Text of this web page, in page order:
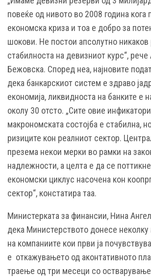
повеќе од нивото во 2008 година кога
економска криза и тоа е добро за
шокови. Не постои апсолутно никаков
стабилноста на девизниот курс“, рече
Бежовска. Според неа, најновите
дека банкарскиот систем е здраво
економија, ликвидноста на банките е
околу 30 отсто. „Сите овие
макрономската состојба е стабилна,
ризиците кон реалниот сектор.
презема некои мерки во рамки на
надлежности, а целта е да се
економски циклус насочена кон
сектор“, констатира таа.
Министерката за финансии, Нина
дека Министерството донесе
на компаниите кои први ја
е откажувањето од аконтативното
траење од три месеци со